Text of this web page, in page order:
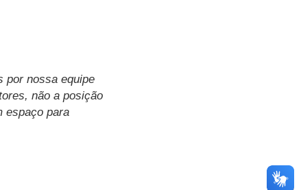
por nossa equipe
não a posição
espaço para